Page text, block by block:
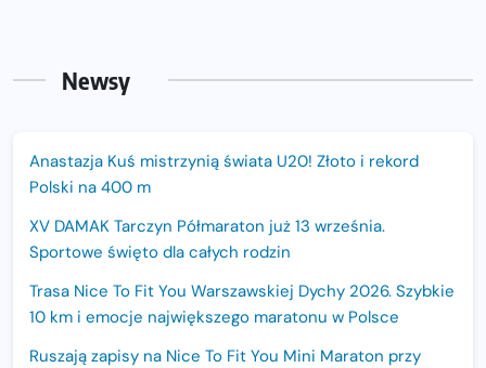
Newsy
Anastazja Kuś mistrzynią świata U20! Złoto i rekord
Polski na 400 m
XV DAMAK Tarczyn Półmaraton już 13 września.
Sportowe święto dla całych rodzin
Trasa Nice To Fit You Warszawskiej Dychy 2026. Szybkie
10 km i emocje największego maratonu w Polsce
Ruszają zapisy na Nice To Fit You Mini Maraton przy